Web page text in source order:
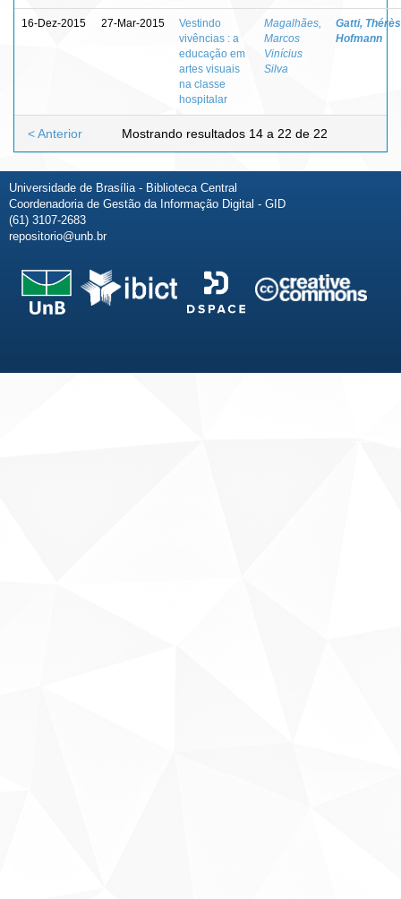
16-Dez-2015 27-Mar-2015
Vestindo
vivências : a
educação em
artes visuais
na classe
hospitalar
Magalhães,
Marcos
Vinícius
Silva
Gatti,
Hofmann
Mostrando resultados 14 a 22 de 22
< Anterior
Universidade de Brasília - Biblioteca Central
Coordenadoria de Gestão da Informação Digital - GID
(61) 3107-2683
repositorio@unb.br